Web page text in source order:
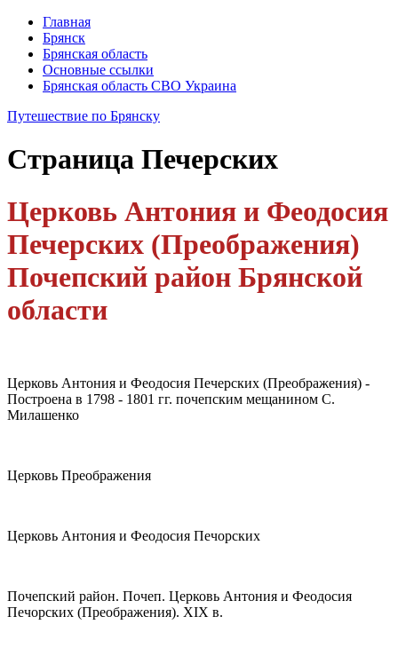
Главная
Брянск
Брянская область
Основные ссылки
Брянская область СВО Украина
Путешествие по Брянску
Страница Печерских
Церковь Антония и Феодосия
Печерских (Преображения)
Почепский район Брянской
области
Церковь Антония и Феодосия Печерских (Преображения) -
Построена в 1798 - 1801 гг. почепским мещанином С.
Милашенко
Церковь Преображения
Церковь Антония и Феодосия Печорских
Почепский район. Почеп. Церковь Антония и Феодосия
Печорских (Преображения). XIX в.